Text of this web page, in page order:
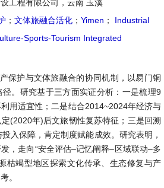
设工程有限公司，云南 玉溪
； 文体旅融合活化 ； Yimen ；
Industrial
Sports-Tourism Integrated
保护与文体旅融合的协同机制，以易门铜
。研究基于三方面实证分析：一是梳理9
用适宜性；二是结合2014~2024年经济与
(2020年)后文旅韧性复苏特征；三是回溯
入保障，肯定制度赋能成效。研究表明，
，走向“安全评估–记忆阐释–区域联动–多
枯竭型地区探索文化传承、生态修复与产
。